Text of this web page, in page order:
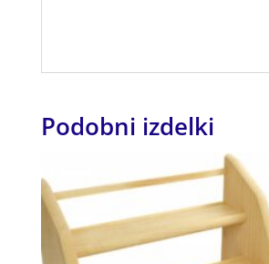
Podobni izdelki